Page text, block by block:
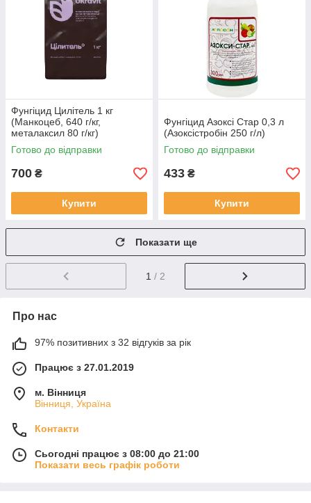
Фунгіцид Цилітель 1 кг
(Манкоцеб, 640 г/кг,
металаксил 80 г/кг)
Готово до відправки
700 ₴
Купити
Фунгіцид Азоксі Стар 0,3 л
(Азоксістробін 250 г/л)
Готово до відправки
433 ₴
Купити
Показати ще
1 / 2
Про нас
97% позитивних з 32 відгуків за рік
Працює з 27.01.2019
м. Вінниця
Вінниця, Україна
Контакти
Сьогодні працює з 08:00 до 21:00
Показати весь графік роботи